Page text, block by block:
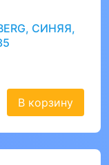
СИНЯЯ,
В корзину